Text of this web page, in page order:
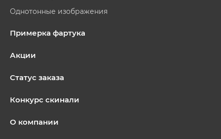
Однотонные изображения
Примерка фартука
Акции
Статус заказа
Конкурс скинали
О компании